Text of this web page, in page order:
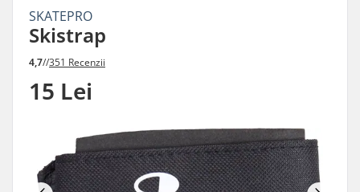
SKATEPRO
Skistrap
4,7//351 Recenzii
15 Lei